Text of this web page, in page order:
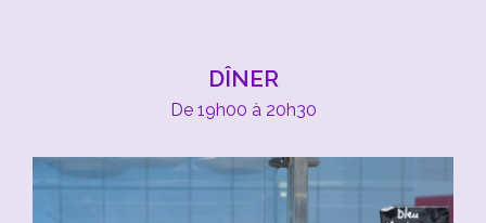
DÎNER
De 19h00 à 20h30